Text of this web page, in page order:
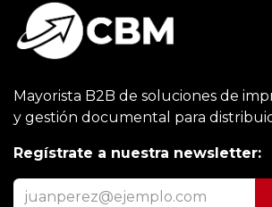
Mayorista B2B de soluciones de
y gestión documental para
Regístrate a nuestra newsletter: